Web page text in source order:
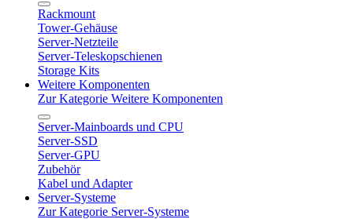
Rackmount
Tower-Gehäuse
Server-Netzteile
Server-Teleskopschienen
Storage Kits
Weitere Komponenten
Zur Kategorie Weitere Komponenten
Server-Mainboards und CPU
Server-SSD
Server-GPU
Zubehör
Kabel und Adapter
Server-Systeme
Zur Kategorie Server-Systeme